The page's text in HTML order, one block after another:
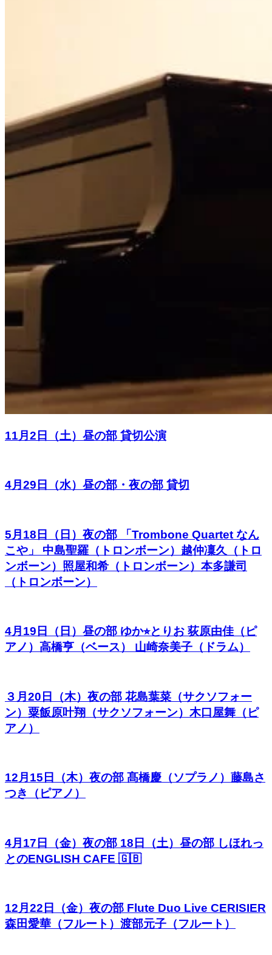
11月2日（土）昼の部 貸切公演
4月29日（水）昼の部・夜の部 貸切
5月18日（日）夜の部 「Trombone Quartet なん
こや」 中島聖羅（トロンボーン）越仲凜久（トロ
ンボーン）照屋和希（トロンボーン）本多謙司
（トロンボーン）
4月19日（日）昼の部 ゆか⭐︎とりお 荻原由佳（ピ
アノ）高橋亨（ベース） 山崎奈美子（ドラム）
３月20日（木）夜の部 花島葉菜（サクソフォー
ン）粟飯原叶翔（サクソフォーン）木口屋舞（ピ
アノ）
12月15日（木）夜の部 髙橋慶（ソプラノ）藤島さ
つき（ピアノ）
4月17日（金）夜の部 18日（土）昼の部 しほれっ
とのENGLISH CAFE 🇬🇧
12月22日（金）夜の部 Flute Duo Live CERISIER
森田愛華（フルート）渡部元子（フルート）